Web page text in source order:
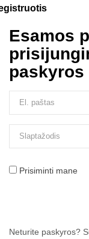
Esamos
paskyros
Prisiminti mane
Neturite paskyros?